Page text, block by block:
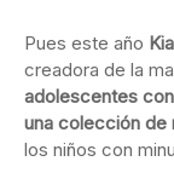
Pues este año
creadora de la
adolescentes
una colección de
los niños con